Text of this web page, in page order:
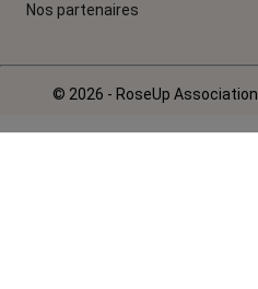
Nos partenaires
© 2026 - RoseUp Association